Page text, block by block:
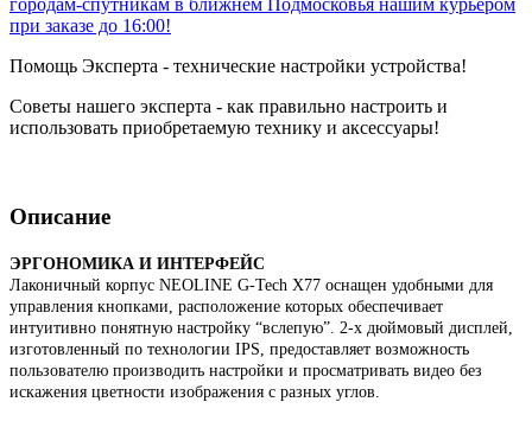
городам-спутникам в ближнем Подмосковья нашим курьером
при заказе до 16:00!
Помощь Эксперта - технические настройки устройства!
Советы нашего эксперта - как правильно настроить и
использовать приобретаемую технику и аксессуары!
Описание
ЭРГОНОМИКА И ИНТЕРФЕЙС
Лаконичный корпус NEOLINE G-Tech X77 оснащен удобными для
управления кнопками, расположение которых обеспечивает
интуитивно понятную настройку “вслепую”. 2-х дюймовый дисплей,
изготовленный по технологии IPS, предоставляет возможность
пользователю производить настройки и просматривать видео без
искажения цветности изображения с разных углов.